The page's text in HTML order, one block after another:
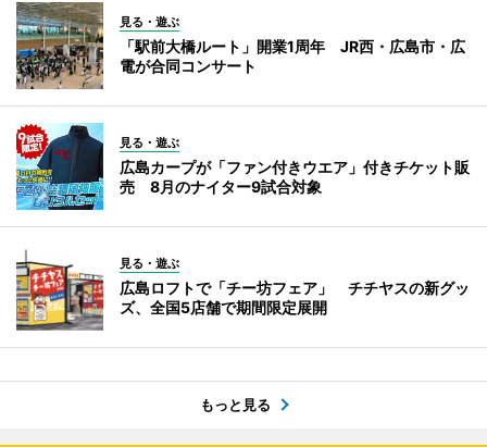
見る・遊ぶ
「駅前大橋ルート」開業1周年 JR西・広島市・広
電が合同コンサート
見る・遊ぶ
広島カープが「ファン付きウエア」付きチケット販
売 8月のナイター9試合対象
見る・遊ぶ
広島ロフトで「チー坊フェア」 チチヤスの新グッ
ズ、全国5店舗で期間限定展開
もっと見る